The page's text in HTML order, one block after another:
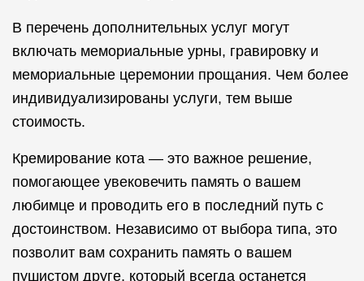
В перечень дополнительных услуг могут
включать мемориальные урны, гравировку и
мемориальные церемонии прощания. Чем более
индивидуализированы услуги, тем выше
стоимость.
Кремирование кота — это важное решение,
помогающее увековечить память о вашем
любимце и проводить его в последний путь с
достоинством. Независимо от выбора типа, это
позволит вам сохранить память о вашем
пушистом друге, который всегда останется